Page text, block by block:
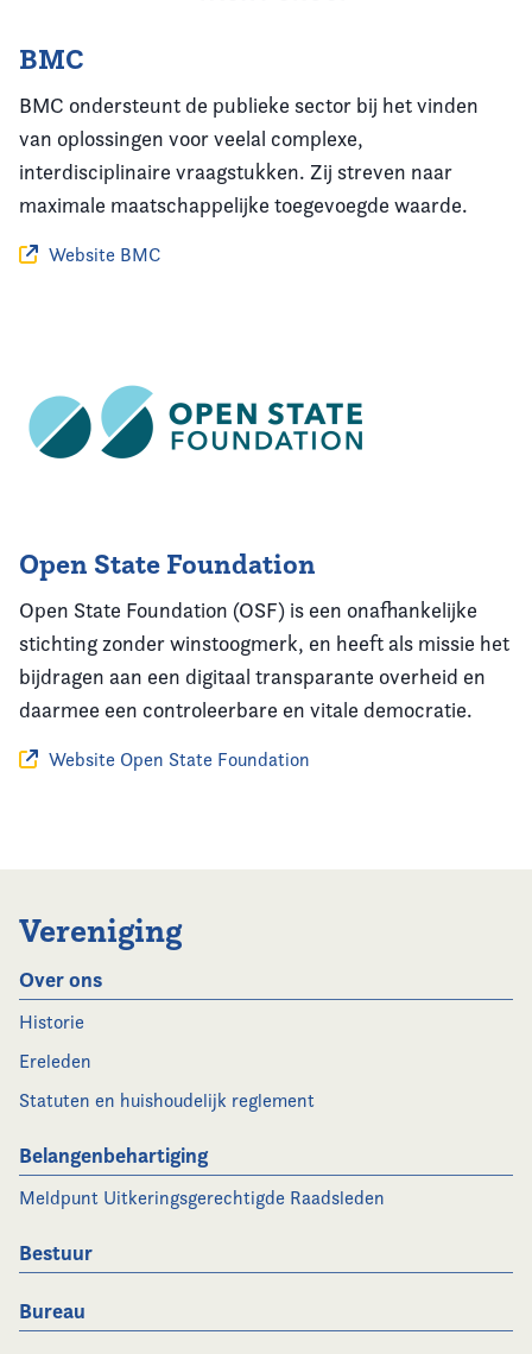
BMC
BMC ondersteunt de publieke sector bij het vinden
van oplossingen voor veelal complexe,
interdisciplinaire vraagstukken. Zij streven naar
maximale maatschappelijke toegevoegde waarde.
Website BMC
Open State Foundation
Open State Foundation (OSF) is een onafhankelijke
stichting zonder winstoogmerk, en heeft als missie het
bijdragen aan een digitaal transparante overheid en
daarmee een controleerbare en vitale democratie.
Website Open State Foundation
Vereniging
Over ons
Historie
Ereleden
Statuten en huishoudelijk reglement
Belangenbehartiging
Meldpunt Uitkeringsgerechtigde Raadsleden
Bestuur
Bureau